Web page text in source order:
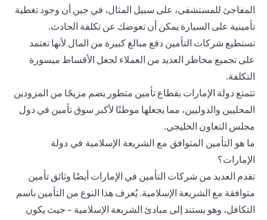
المفاجئ للمستشفى، على سبيل المثال، في حين أن وجود تغطية
تأمينية على السيارة يمكن أن تعوضك عن تكلفة الحادث.
تستطيع شركات التأمين دفع مبالغ كبيرة من المال لأنها تعتمد
على تجميع مخاطر العديد من العملاء لجعل الأقساط ميسورة
التكلفة.
تتمتع دولة الإمارات بقطاع تأمين متطور يضم مزيجًا من المزودين
المحليين والدوليين، مما يجعلها موطنًا لأكبر سوق تأمين في دول
مجلس التعاون الخليجي.
ما هو التأمين المتوافق مع الشريعة الإسلامية في دولة
الإمارات؟
تقدم العديد من شركات التأمين في الإمارات أيضًا وثائق تأمين
متوافقة مع الشريعة الإسلامية. يُعرف هذا النوع من التأمين باسم
التكافل، وهو يستند إلى مبادئ الشريعة الإسلامية - حيث يكون